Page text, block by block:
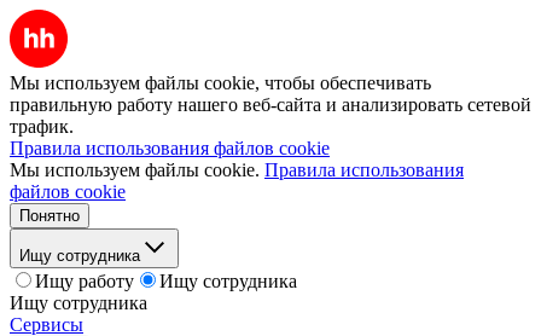
Мы используем файлы cookie, чтобы обеспечивать
правильную работу нашего веб-сайта и анализировать сетевой
трафик.
Правила использования файлов cookie
Мы используем файлы cookie. Правила использования
файлов cookie
Понятно
Ищу сотрудника
Ищу работу
Ищу сотрудника
Ищу сотрудника
Сервисы